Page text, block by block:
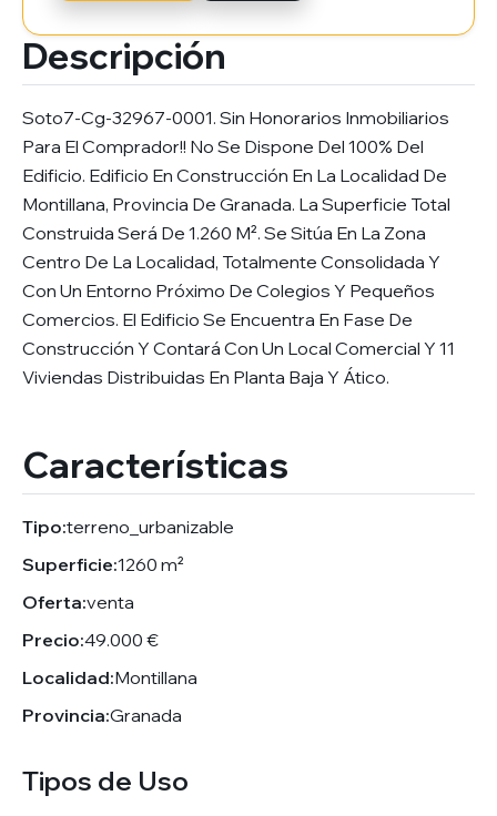
Descripción
Soto7-Cg-32967-0001. Sin Honorarios Inmobiliarios
Para El Comprador!! No Se Dispone Del 100% Del
Edificio. Edificio En Construcción En La Localidad De
Montillana, Provincia De Granada. La Superficie Total
Construida Será De 1.260 M². Se Sitúa En La Zona
Centro De La Localidad, Totalmente Consolidada Y
Con Un Entorno Próximo De Colegios Y Pequeños
Comercios. El Edificio Se Encuentra En Fase De
Construcción Y Contará Con Un Local Comercial Y 11
Viviendas Distribuidas En Planta Baja Y Ático.
Características
Tipo:terreno_urbanizable
Superficie:1260 m²
Oferta:venta
Precio:49.000 €
Localidad:Montillana
Provincia:Granada
Tipos de Uso